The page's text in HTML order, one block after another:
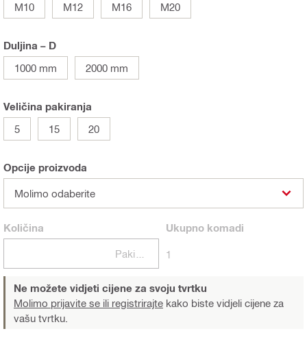
M10
M12 M16 M20
Duljina – D
1000 mm
2000 mm
Veličina pakiranja
5
15 20
Opcije proizvoda
Molimo odaberite
Količina Ukupnokomadi
1
Ne možete vidjeti cijene za svoju tvrtku
Molimo prijavite se ili registrirajte kako biste vidjeli cijene za
vašu tvrtku.